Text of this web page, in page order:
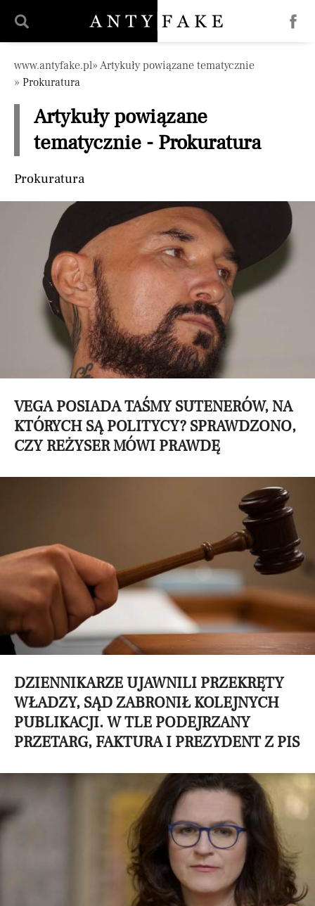
Pomiń nawigację
www.antyfake.pl Artykuły powiązane tematycznie
Prokuratura
Artykuły powiązane
tematycznie - Prokuratura
Prokuratura
VEGA POSIADA TAŚMY SUTENERÓW, NA
KTÓRYCH SĄ POLITYCY? SPRAWDZONO,
CZY REŻYSER MÓWI PRAWDĘ
DZIENNIKARZE UJAWNILI PRZEKRĘTY
WŁADZY, SĄD ZABRONIŁ KOLEJNYCH
PUBLIKACJI. W TLE PODEJRZANY
PRZETARG, FAKTURA I PREZYDENT Z PIS